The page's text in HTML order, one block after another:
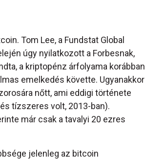
Tom Lee, a Fundstat Global
úgy nyilatkozott a Forbesnak,
a kriptopénz árfolyama korábban
emelkedés követte. Ugyanakkor
nőtt, ami eddigi története
tízszeres volt, 2013-ban).
már csak a tavalyi 20 ezres
jelenleg az bitcoin